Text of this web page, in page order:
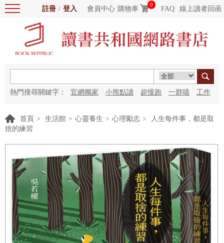
註冊 / 登入 會員中心 購物車
0
FAQ 線上讀者回函
熱門搜尋關鍵字： 官網獨家 小熊點讀 超慢跑 一群喵 工作
首頁 > 生活館 > 心靈養生 > 心理勵志 >
人生每件事，都是取
捨的練習